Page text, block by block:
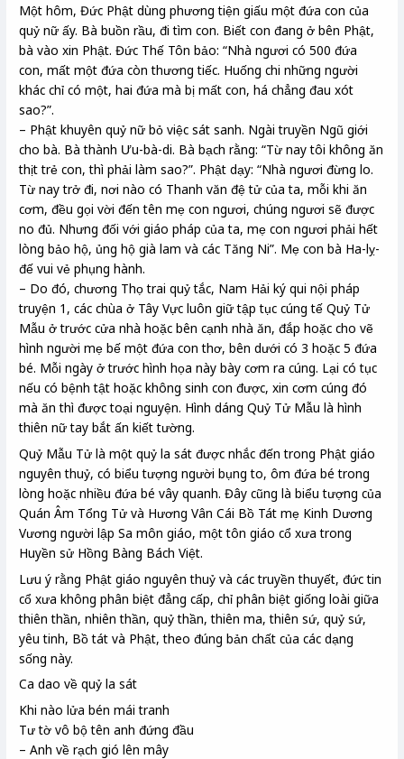
Một hôm, Đức Phật dùng phương tiện giấu một đứa con của
quỷ nữ ấy. Bà buồn rầu, đi tìm con. Biết con đang ở bên Phật,
bà vào xin Phật. Đức Thế Tôn bảo: “Nhà ngươi có 500 đứa
con, mất một đứa còn thương tiếc. Huống chi những người
khác chỉ có một, hai đứa mà bị mất con, há chẳng đau xót
sao?”.
– Phật khuyên quỷ nữ bỏ việc sát sanh. Ngài truyền Ngũ giới
cho bà. Bà thành Ưu-bà-di. Bà bạch rằng: “Từ nay tôi không ăn
thịt trẻ con, thì phải làm sao?”. Phật dạy: “Nhà ngươi đừng lo.
Từ nay trở đi, nơi nào có Thanh văn đệ tử của ta, mỗi khi ăn
cơm, đều gọi vời đến tên mẹ con ngươi, chúng ngươi sẽ được
no đủ. Nhưng đối với giáo pháp của ta, mẹ con ngươi phải hết
lòng bảo hộ, ủng hộ già lam và các Tăng Ni”. Mẹ con bà Ha-lỵ-
đế vui vẻ phụng hành.
– Do đó, chương Thọ trai quỷ tắc, Nam Hải ký qui nội pháp
truyện 1, các chùa ở Tây Vực luôn giữ tập tục cúng tế Quỷ Tử
Mẫu ở trước cửa nhà hoặc bên cạnh nhà ăn, đắp hoặc cho vẽ
hình người mẹ bế một đứa con thơ, bên dưới có 3 hoặc 5 đứa
bé. Mỗi ngày ở trước hình họa này bày cơm ra cúng. Lại có tục
nếu có bệnh tật hoặc không sinh con được, xin cơm cúng đó
mà ăn thì được toại nguyện. Hình dáng Quỷ Tử Mẫu là hình
thiên nữ tay bắt ấn kiết tường.
Quỷ Mẫu Tử là một quỷ la sát được nhắc đến trong Phật giáo
nguyên thuỷ, có biểu tượng người bụng to, ôm đứa bé trong
lòng hoặc nhiều đứa bé vây quanh. Đây cũng là biểu tượng của
Quán Âm Tổng Tử và Hương Vân Cái Bồ Tát mẹ Kinh Dương
Vương người lập Sa môn giáo, một tôn giáo cổ xưa trong
Huyền sử Hồng Bàng Bách Việt.
Lưu ý rằng Phật giáo nguyên thuỷ và các truyền thuyết, đức tin
cổ xưa không phân biệt đẳng cấp, chỉ phân biệt giống loài giữa
thiên thần, nhiên thần, quỷ thần, thiên ma, thiên sứ, quỷ sứ,
yêu tinh, Bồ tát và Phật, theo đúng bản chất của các dạng
sống này.
Ca dao về quỷ la sát
Khi nào lửa bén mái tranh
Tư tờ vô bộ tên anh đứng đầu
– Anh về rạch gió lên mây